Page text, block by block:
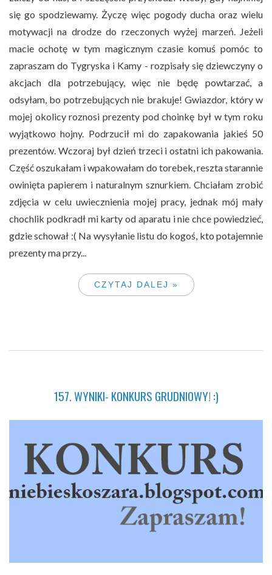
się go spodziewamy. Życzę więc pogody ducha oraz wielu
motywacji na drodze do rzeczonych wyżej marzeń. Jeżeli
macie ochotę w tym magicznym czasie komuś pomóc to
zapraszam do Tygryska i Kamy - rozpisały się dziewczyny o
akcjach dla potrzebujący, więc nie będę powtarzać, a
odsyłam, bo potrzebujących nie brakuje! Gwiazdor, który w
mojej okolicy roznosi prezenty pod choinkę był w tym roku
wyjątkowo hojny. Podrzucił mi do zapakowania jakieś 50
prezentów. Wczoraj był dzień trzeci i ostatni ich pakowania.
Część oszukałam i wpakowałam do torebek, reszta starannie
owinięta papierem i naturalnym sznurkiem. Chciałam zrobić
zdjęcia w celu uwiecznienia mojej pracy, jednak mój mały
chochlik podkradł mi karty od aparatu i nie chce powiedzieć,
gdzie schował :( Na wysyłanie listu do kogoś, kto potajemnie
prezenty ma przy...
CZYTAJ DALEJ »
157. WYNIKI- KONKURS GRUDNIOWY! :)